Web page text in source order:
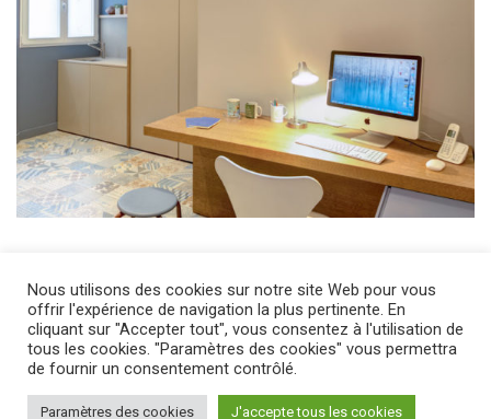
Roberta Becherucci © Copyright 2023
Nous utilisons des cookies sur notre site Web pour vous
offrir l'expérience de navigation la plus pertinente. En
cliquant sur "Accepter tout", vous consentez à l'utilisation de
tous les cookies. "Paramètres des cookies" vous permettra
de fournir un consentement contrôlé.
Paramètres des cookies J'accepte tous les cookies